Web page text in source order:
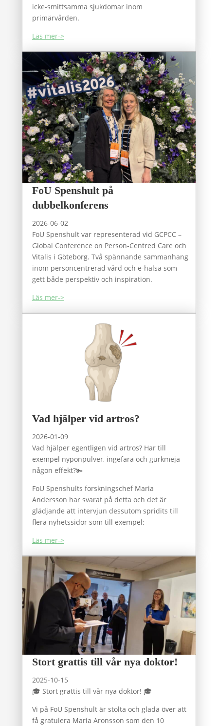
icke-smittsamma sjukdomar inom
primärvården.
Läs mer->
FoU Spenshult på
dubbelkonferens
2026-06-02
FoU Spenshult var representerad vid GCPCC –
Global Conference on Person-Centred Care och
Vitalis i Göteborg. Två spännande sammanhang
inom personcentrerad vård och e-hälsa som
gett både perspektiv och inspiration.
Läs mer->
Vad hjälper vid artros?
2026-01-09
Vad hjälper egentligen vid artros? Har till
exempel nyponpulver, ingefära och gurkmeja
någon effekt?🫚
FoU Spenshults forskningschef Maria
Andersson har svarat på detta och det är
glädjande att intervjun dessutom spridits till
flera nyhetssidor som till exempel:
Läs mer->
Stort grattis till vår nya doktor!
2025-10-15
🎓 Stort grattis till vår nya doktor! 🎓
Vi på FoU Spenshult är stolta och glada över att
få gratulera Maria Aronsson som den 10